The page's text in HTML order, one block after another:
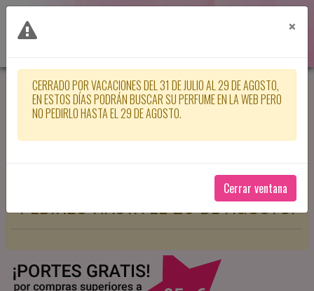
CERRADO POR VACACIONES DEL 31
DE JULIO AL 29 DE AGOSTO, EN
ESTOS DÍAS PODRÁN BUSCAR SU
PERFUME EN LA WEB PERO NO
PEDIRLO HASTA EL 29 DE AGOSTO.
×
CERRADO POR VACACIONES DEL 31 DE JULIO AL 29 DE AGOSTO,
EN ESTOS DÍAS PODRÁN BUSCAR SU PERFUME EN LA WEB PERO
NO PEDIRLO HASTA EL 29 DE AGOSTO.
Cerrar ventana